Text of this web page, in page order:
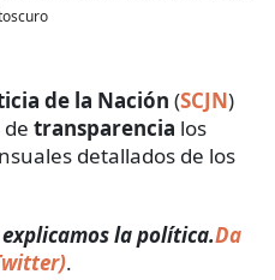
de la Nación (SCJN)
transparencia los
detallados de los
la política.Da
.